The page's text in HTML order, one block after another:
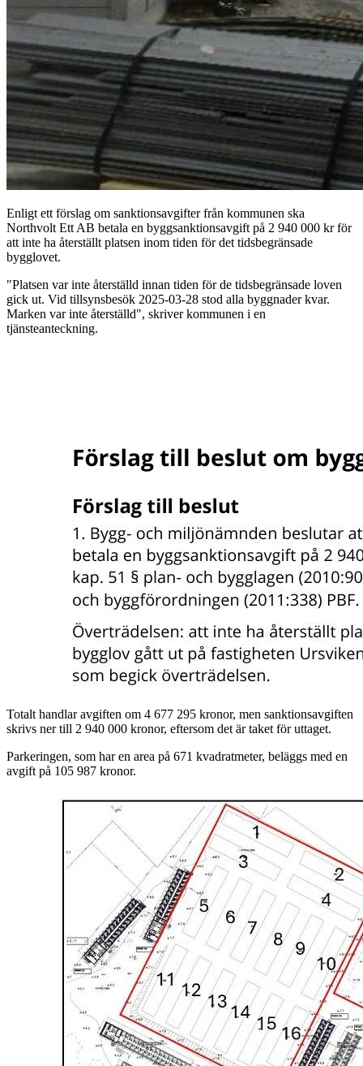
Enligt ett förslag om sanktionsavgifter från kommunen ska
Northvolt Ett AB betala en byggsanktionsavgift på 2 940 000 kr för
att inte ha återställt platsen inom tiden för det tidsbegränsade
bygglovet.
"Platsen var inte återställd innan tiden för de tidsbegränsade loven
gick ut. Vid tillsynsbesök 2025-03-28 stod alla byggnader kvar.
Marken var inte återställd", skriver kommunen i en
tjänsteanteckning.
Totalt handlar avgiften om 4 677 295 kronor, men sanktionsavgiften
skrivs ner till 2 940 000 kronor, eftersom det är taket för uttaget.
Parkeringen, som har en area på 671 kvadratmeter, beläggs med en
avgift på 105 987 kronor.